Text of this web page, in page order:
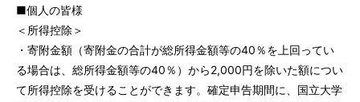
■個人の皆様
＜所得控除＞
・寄附金額（寄附金の合計が総所得金額等の40％を上回ってい
る場合は、総所得金額等の40％）から2,000円を除いた額につい
て所得控除を受けることができます。確定申告期間に、国立大学